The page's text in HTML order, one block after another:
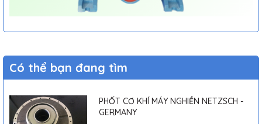
Có thể bạn đang tìm
PHỐT CƠ KHÍ MÁY NGHIỀN NETZSCH -
GERMANY